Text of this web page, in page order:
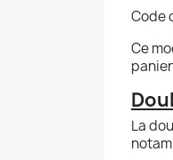
Code
Ce
La